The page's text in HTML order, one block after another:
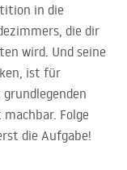
in die
die dir
wird. Und seine
ist für
Folge
die Aufgabe!